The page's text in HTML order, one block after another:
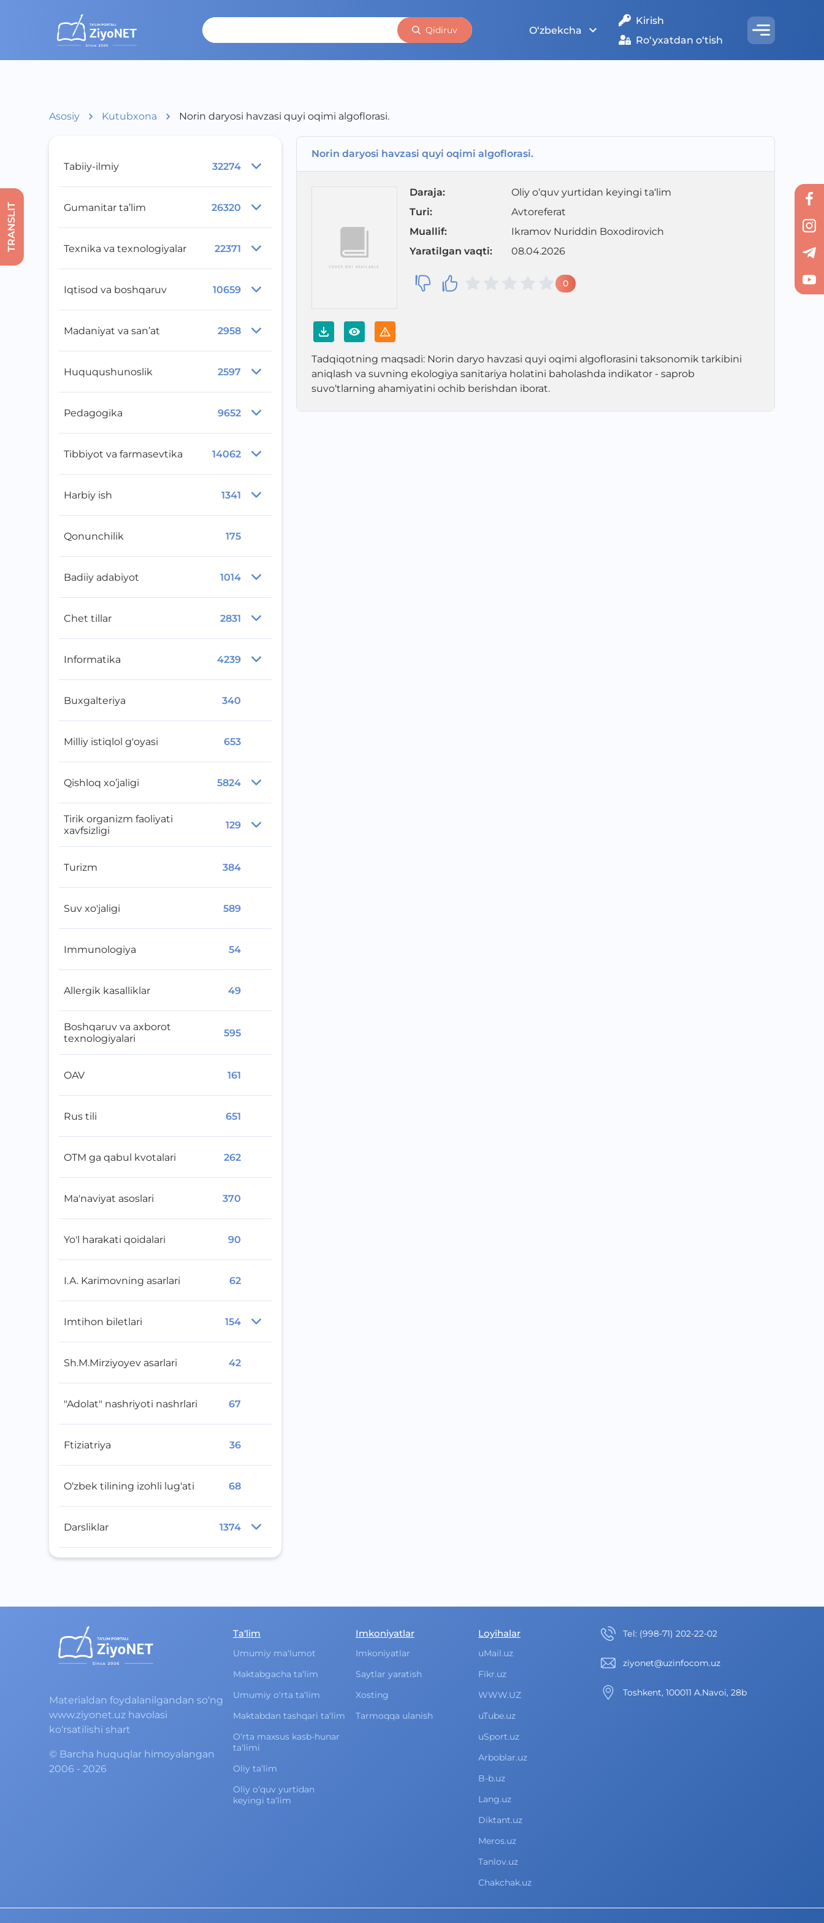
Qidiruv O‘zbekcha
Kirish
Ro‘yxatdan o‘tish
Asosiy Kutubxona Norin daryosi havzasi quyi oqimi algoflorasi.
Tabiiy-ilmiy 32274
Gumanitar ta’lim 26320
Texnika va texnologiyalar 22371
Iqtisod va boshqaruv 10659
Madaniyat va san’at 2958
Huququshunoslik 2597
Pedagogika 9652
Tibbiyot va farmasevtika 14062
Harbiy ish 1341
Qonunchilik 175
Badiiy adabiyot 1014
Chet tillar 2831
Informatika 4239
Buxgalteriya 340
Milliy istiqlol g'oyasi 653
Qishloq xo’jaligi 5824
Tirik organizm faoliyati
xavfsizligi
129
Turizm 384
Suv xo'jaligi 589
Immunologiya 54
Allergik kasalliklar 49
Boshqaruv va axborot
texnologiyalari
595
OAV 161
Rus tili 651
OTM ga qabul kvotalari 262
Ma'naviyat asoslari 370
Yo'l harakati qoidalari 90
I.A. Karimovning asarlari 62
Imtihon biletlari 154
Sh.M.Mirziyoyev asarlari 42
"Adolat" nashriyoti nashrlari 67
Ftiziatriya 36
O‘zbek tilining izohli lug‘ati 68
Darsliklar 1374
Norin daryosi havzasi quyi oqimi algoflorasi.
Daraja:
Oliy o‘quv yurtidan keyingi ta‘lim
Turi:
Avtoreferat
Muallif:
Ikramov Nuriddin Boxodirovich
Yaratilgan vaqti: 08.04.2026
0
Tadqiqotning maqsadi: Norin daryo havzasi quyi oqimi algoflorasini taksonomik tarkibini
aniqlash va suvning ekologiya sanitariya holatini baholashda indikator - saprob
suvo‘tlarning ahamiyatini ochib berishdan iborat.
TRANSLIT
Materialdan foydalanilgandan so‘ng
www.ziyonet.uz havolasi
ko‘rsatilishi shart
© Barcha huquqlar himoyalangan
2006 - 2026
Ta‘lim
Umumiy ma‘lumot
Maktabgacha ta‘lim
Umumiy o‘rta ta‘lim
Maktabdan tashqari ta‘lim
O‘rta maxsus kasb-hunar
ta‘limi
Oliy ta‘lim
Oliy o‘quv yurtidan
keyingi ta‘lim
Imkoniyatlar
Imkoniyatlar
Saytlar yaratish
Xosting
Tarmoqqa ulanish
Loyihalar
uMail.uz
Fikr.uz
WWW.UZ
uTube.uz
uSport.uz
Arboblar.uz
B-b.uz
Lang.uz
Diktant.uz
Meros.uz
Tanlov.uz
Chakchak.uz
Теl: (998-71) 202-22-02
ziyonet@uzinfocom.uz
Toshkent, 100011 A.Navoi, 28b